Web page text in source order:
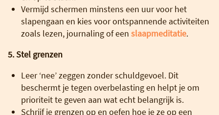
Vermijd schermen minstens een uur voor het
slapengaan en kies voor ontspannende activiteiten
zoals lezen, journaling of een slaapmeditatie.
5. Stel grenzen
Leer ‘nee’ zeggen zonder schuldgevoel. Dit
beschermt je tegen overbelasting en helpt je om
prioriteit te geven aan wat echt belangrijk is.
Schrijf je grenzen op en oefen hoe je ze op een